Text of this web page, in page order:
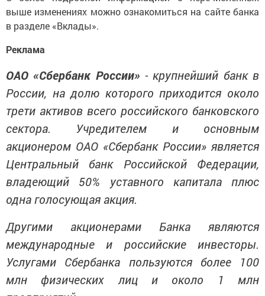
выше изменениях можно ознакомиться на сайте банка
в разделе «Вклады».
Реклама
ОАО «Сбербанк России» - крупнейший банк в
России, на долю которого приходится около
трети активов всего российского банковского
сектора. Учредителем и основным
акционером ОАО «Сбербанк России» является
Центральный банк Российской Федерации,
владеющий 50% уставного капитала плюс
одна голосующая акция.
Другими акционерами Банка являются
международные и российские инвесторы.
Услугами Сбербанка пользуются более 100
млн физических лиц и около 1 млн